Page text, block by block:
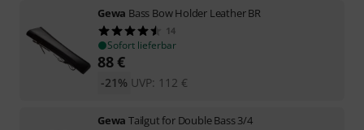
Gewa Bass Bow Holder Leather BR
14
Sofort lieferbar
88€
UVP: 112 €
-21%
Gewa Tailgut for Double Bass 3/4